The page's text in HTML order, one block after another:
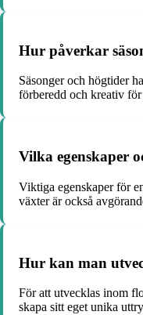
Hur påverkar
Säsonger och högtider
förberedd och kreativ
Vilka egenskaper
Viktiga egenskaper för
växter är också
Hur kan man
För att utvecklas inom
skapa sitt eget unika